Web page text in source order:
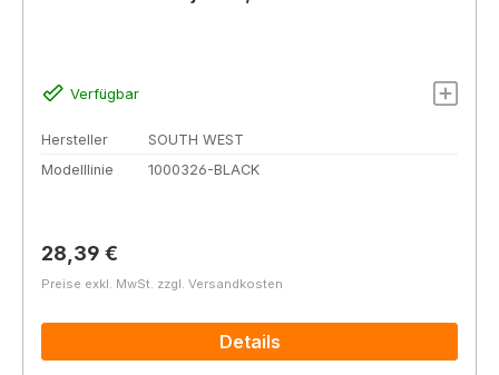
Verfügbar
Hersteller
SOUTH WEST
Modelllinie
1000326-BLACK
Regulärer Preis:
28,39 €
Preise exkl. MwSt. zzgl. Versandkosten
Details